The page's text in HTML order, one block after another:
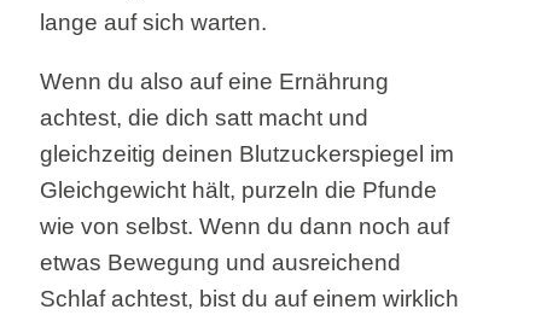
lange auf sich warten.
Wenn du also auf eine Ernährung
achtest, die dich satt macht und
gleichzeitig deinen Blutzuckerspiegel im
Gleichgewicht hält, purzeln die Pfunde
wie von selbst. Wenn du dann noch auf
etwas Bewegung und ausreichend
Schlaf achtest, bist du auf einem wirklich